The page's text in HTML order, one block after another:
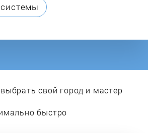
свой город и мастер
быстро